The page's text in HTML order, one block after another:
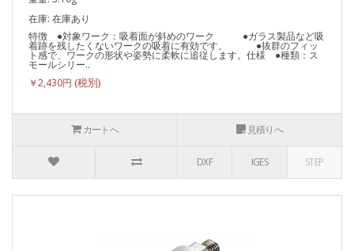
在庫: 在庫あり
特徴 ●対象ワーク：吸着面が斜めのワーク ●ガラス製品など吸
着跡を残したくないワークの吸着に有効です。 ●抜群のフィッ
ト感で、ワークの形状や姿勢に柔軟に追従します。仕様 ●種類：ス
モールシリー..
￥2,430円
カートへ 見積りへ
DXF IGES STEP